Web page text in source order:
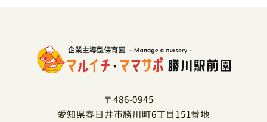
〒486-0945
愛知県春日井市勝川町6丁目151番地